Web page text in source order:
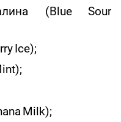
(Blue
Sour
Ice);
);
Milk);